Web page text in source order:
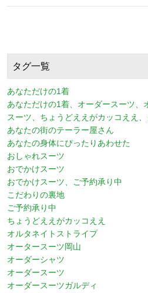
タグ一覧
あなただけの1着
あなただけの1着、オーダースーツ、
スーツ、ちょうどええがカッコええ
あなたの街のテーラー屋さん
あなたの身体にぴったりあわせた
おしゃれスーツ
おでかけスーツ
おでかけスーツ、ご予約承り中
こだわりの裏地
ご予約承り中
ちょうどええがカッコええ
オルタネイトストライプ
オータースーツ岡山
オーダーシャツ
オーダースーツ
オーダースーツガルディ